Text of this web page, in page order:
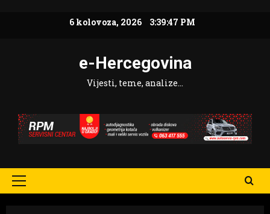
6 kolovoza, 2026 3:39:48 PM
e-Hercegovina
Vijesti, teme, analize…
Primary